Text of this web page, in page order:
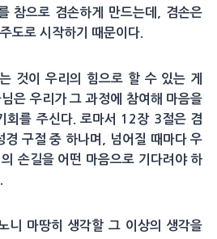
참으로 겸손하게 만드는데, 겸손은
도로 시작하기 때문이다.
것이 우리의 힘으로 할 수 있는 게
은 우리가 그 과정에 참여해 마음을
회를 주신다. 로마서 12장 3절은 겸
경 구절 중 하나며, 넘어질 때마다 우
손길을 어떤 마음으로 기다려야 하
니 마땅히 생각할 그 이상의 생각을